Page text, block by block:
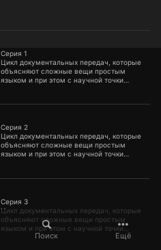
Поиск Ещё
Серия 1
Цикл документальных передач, которые
объясняют сложные вещи простым
языком и при этом с научной точки
полезна аллергия, как сделать
выжить в космосе без скафандра,
насколько опасен зыбучий песок и
может ли Солнце убить интернет.
Серия 2
Цикл документальных передач, которые
объясняют сложные вещи простым
языком и при этом с научной точки
полезна аллергия, как сделать
выжить в космосе без скафандра,
насколько опасен зыбучий песок и
может ли Солнце убить интернет.
Серия 3
Цикл документальных передач, которые
объясняют сложные вещи простым
языком и при этом с научной точки
зрения. Вы узнаете, опасны ли